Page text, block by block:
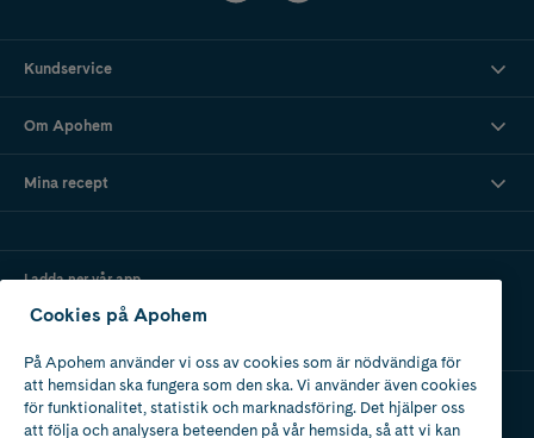
Kundservice
Om Apohem
Mina recept
Ladda ner vår app
Apotek med tillstånd
Cookies på Apohem
På Apohem använder vi oss av cookies som är nödvändiga för
att hemsidan ska fungera som den ska. Vi använder även cookies
för funktionalitet, statistik och marknadsföring. Det hjälper oss
att följa och analysera beteenden på vår hemsida, så att vi kan